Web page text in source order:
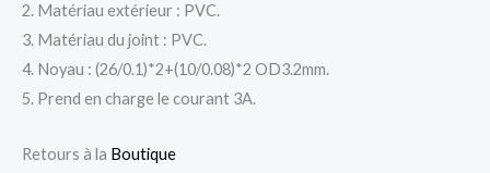
2. Matériau extérieur : PVC.
3. Matériau du joint : PVC.
4. Noyau : (26/0.1)*2+(10/0.08)*2 OD3.2mm.
5. Prend en charge le courant 3A.
Retours à la Boutique